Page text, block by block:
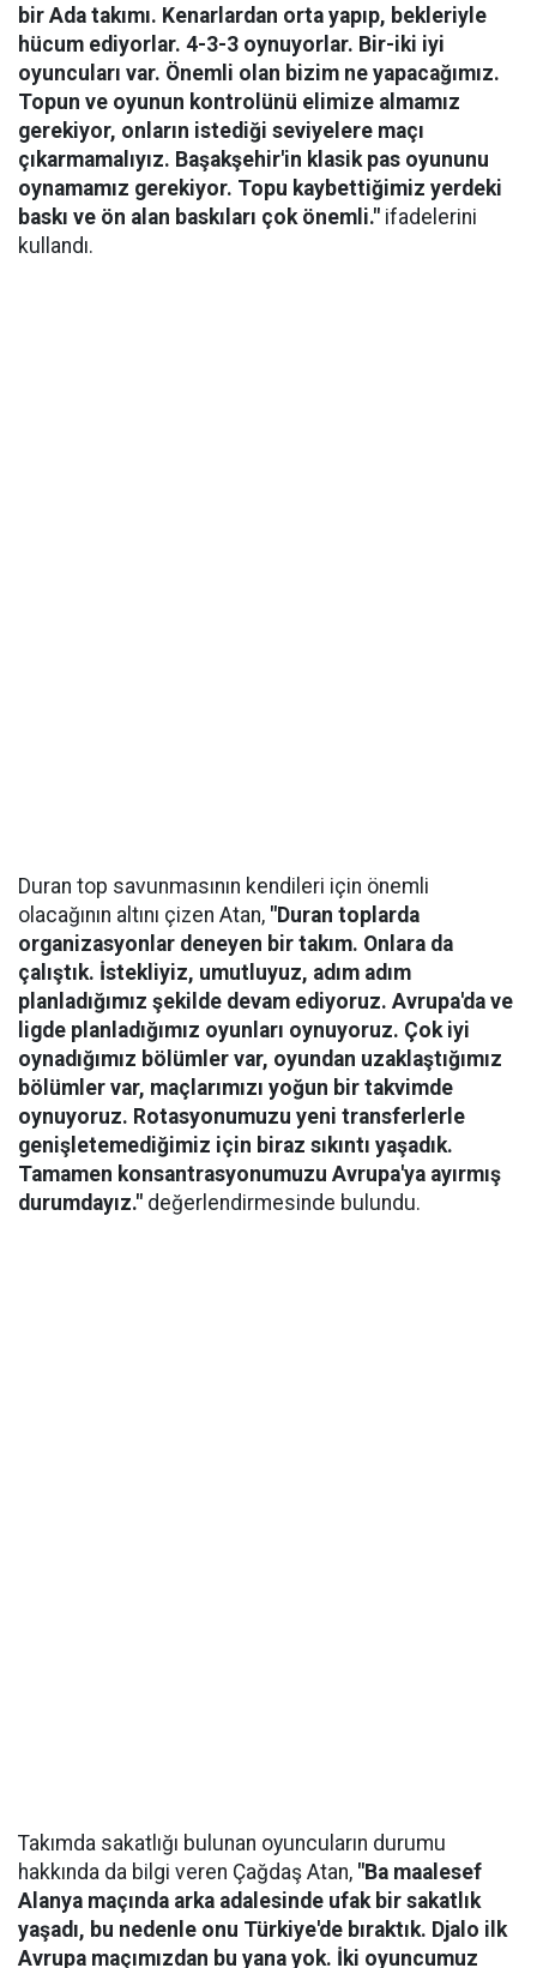
bir Ada takımı. Kenarlardan orta yapıp, bekleriyle
hücum ediyorlar. 4-3-3 oynuyorlar. Bir-iki iyi
oyuncuları var. Önemli olan bizim ne yapacağımız.
Topun ve oyunun kontrolünü elimize almamız
gerekiyor, onların istediği seviyelere maçı
çıkarmamalıyız. Başakşehir'in klasik pas oyununu
oynamamız gerekiyor. Topu kaybettiğimiz yerdeki
baskı ve ön alan baskıları çok önemli." ifadelerini
kullandı.
Duran top savunmasının kendileri için önemli
olacağının altını çizen Atan, "Duran toplarda
organizasyonlar deneyen bir takım. Onlara da
çalıştık. İstekliyiz, umutluyuz, adım adım
planladığımız şekilde devam ediyoruz. Avrupa'da ve
ligde planladığımız oyunları oynuyoruz. Çok iyi
oynadığımız bölümler var, oyundan uzaklaştığımız
bölümler var, maçlarımızı yoğun bir takvimde
oynuyoruz. Rotasyonumuzu yeni transferlerle
genişletemediğimiz için biraz sıkıntı yaşadık.
Tamamen konsantrasyonumuzu Avrupa'ya ayırmış
durumdayız." değerlendirmesinde bulundu.
Takımda sakatlığı bulunan oyuncuların durumu
hakkında da bilgi veren Çağdaş Atan, "Ba maalesef
Alanya maçında arka adalesinde ufak bir sakatlık
yaşadı, bu nedenle onu Türkiye'de bıraktık. Djalo ilk
Avrupa maçımızdan bu yana yok. İki oyuncumuz